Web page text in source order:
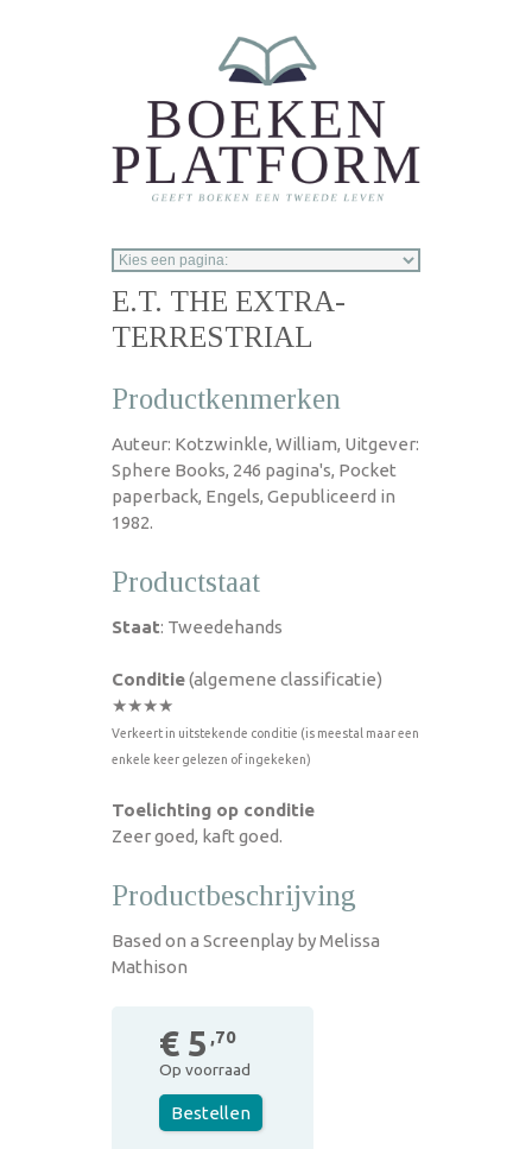
E.T. THE EXTRA-
TERRESTRIAL
Productkenmerken
Auteur: Kotzwinkle, William, Uitgever:
Sphere Books, 246 pagina's, Pocket
paperback, Engels, Gepubliceerd in
1982.
Productstaat
Staat: Tweedehands
Conditie(algemene classificatie)
★★★★
Verkeert in uitstekende conditie (is meestal maar een
enkele keer gelezen of ingekeken)
Toelichting op conditie
Zeer goed, kaft goed.
Productbeschrijving
Based on a Screenplay by Melissa
Mathison
€ 5 ,70
Op voorraad
Bestellen